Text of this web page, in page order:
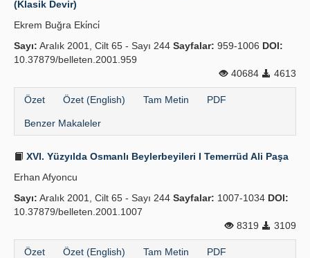
Kılavuzlar
(Klasik Devir)
Ekrem Buğra Eki̇nci̇
Sayı: Aralık 2001, Cilt 65 - Sayı 244 Sayfalar: 959-1006 DOI:
10.37879/belleten.2001.959
40684
4613
Özet Özet (English) Tam Metin PDF
Benzer Makaleler
XVI. Yüzyılda Osmanlı Beylerbeyileri I Temerrüd Ali Paşa
Erhan Afyoncu
Sayı: Aralık 2001, Cilt 65 - Sayı 244 Sayfalar: 1007-1034 DOI:
10.37879/belleten.2001.1007
8319
3109
Özet Özet (English) Tam Metin PDF